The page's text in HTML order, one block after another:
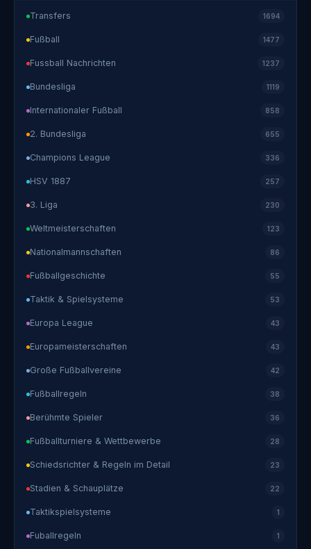
Transfers 1694
Fußball 1477
Fussball Nachrichten 1237
Bundesliga 1119
Internationaler Fußball 858
2. Bundesliga 655
Champions League 336
HSV 1887 257
3. Liga 230
Weltmeisterschaften 123
Nationalmannschaften 86
Fußballgeschichte 55
Taktik & Spielsysteme 53
Europa League 43
Europameisterschaften 43
Große Fußballvereine 42
Fußballregeln 38
Berühmte Spieler 36
Fußballturniere & Wettbewerbe 28
Schiedsrichter & Regeln im Detail 23
Stadien & Schauplätze 22
Taktikspielsysteme 1
Fuballregeln 1